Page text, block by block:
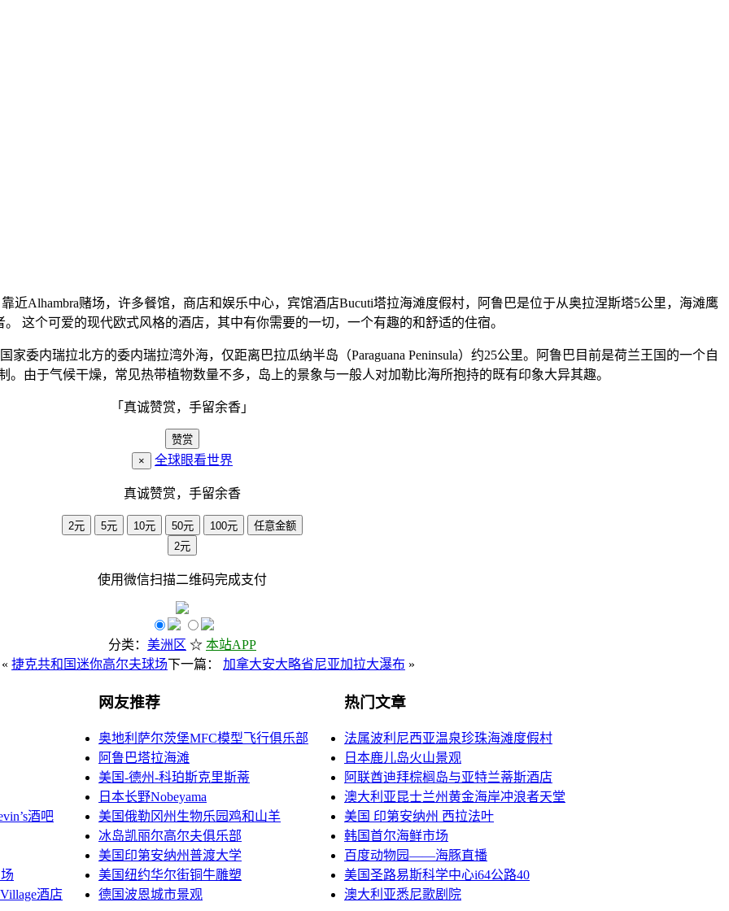
近Alhambra赌场，许多餐馆，商店和娱乐中心，宾馆酒店Bucuti塔拉海滩度假村，阿鲁巴是位于从奥拉涅斯塔5公里，海滩鹰
这个可爱的现代欧式风格的酒店，其中有你需要的一切，一个有趣的和舒适的住宿。
委内瑞拉北方的委内瑞拉湾外海，仅距离巴拉瓜纳半岛（Paraguana Peninsula）约25公里。阿鲁巴目前是荷兰王国的一个自
。由于气候干燥，常见热带植物数量不多，岛上的景象与一般人对加勒比海所抱持的既有印象大异其趣。
「真诚赞赏，手留余香」
赞赏
×
全球眼看世界
真诚赞赏，手留余香
2元 5元 10元 50元 100元
任意金额
2元
使用微信扫描二维码完成支付
分类： 美洲区 ☆ 本站APP
捷克共和国迷你高尔夫球场下一篇： 加拿大安大略省尼亚加拉大瀑布 »
酒吧
酒店
网友推荐
奥地利萨尔茨堡MFC模型飞行俱乐部
阿鲁巴塔拉海滩
美国-德州-科珀斯克里斯蒂
日本长野Nobeyama
美国俄勒冈州生物乐园鸡和山羊
冰岛凯丽尔高尔夫俱乐部
美国印第安纳州普渡大学
美国纽约华尔街铜牛雕塑
德国波恩城市景观
热门文章
法属波利尼西亚温泉珍珠海滩度假村
日本鹿儿岛火山景观
阿联酋迪拜棕榈岛与亚特兰蒂斯酒店
澳大利亚昆士兰州黄金海岸冲浪者天堂
美国 印第安纳州 西拉法叶
韩国首尔海鲜市场
百度动物园——海豚直播
美国圣路易斯科学中心i64公路40
澳大利亚悉尼歌剧院